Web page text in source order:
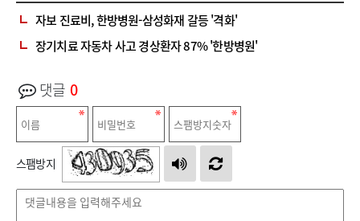
자보 진료비, 한방병원-삼성화재 갈등 '격화'
장기치료 자동차 사고 경상환자 87% '한방병원'
댓글 0
스팸방지